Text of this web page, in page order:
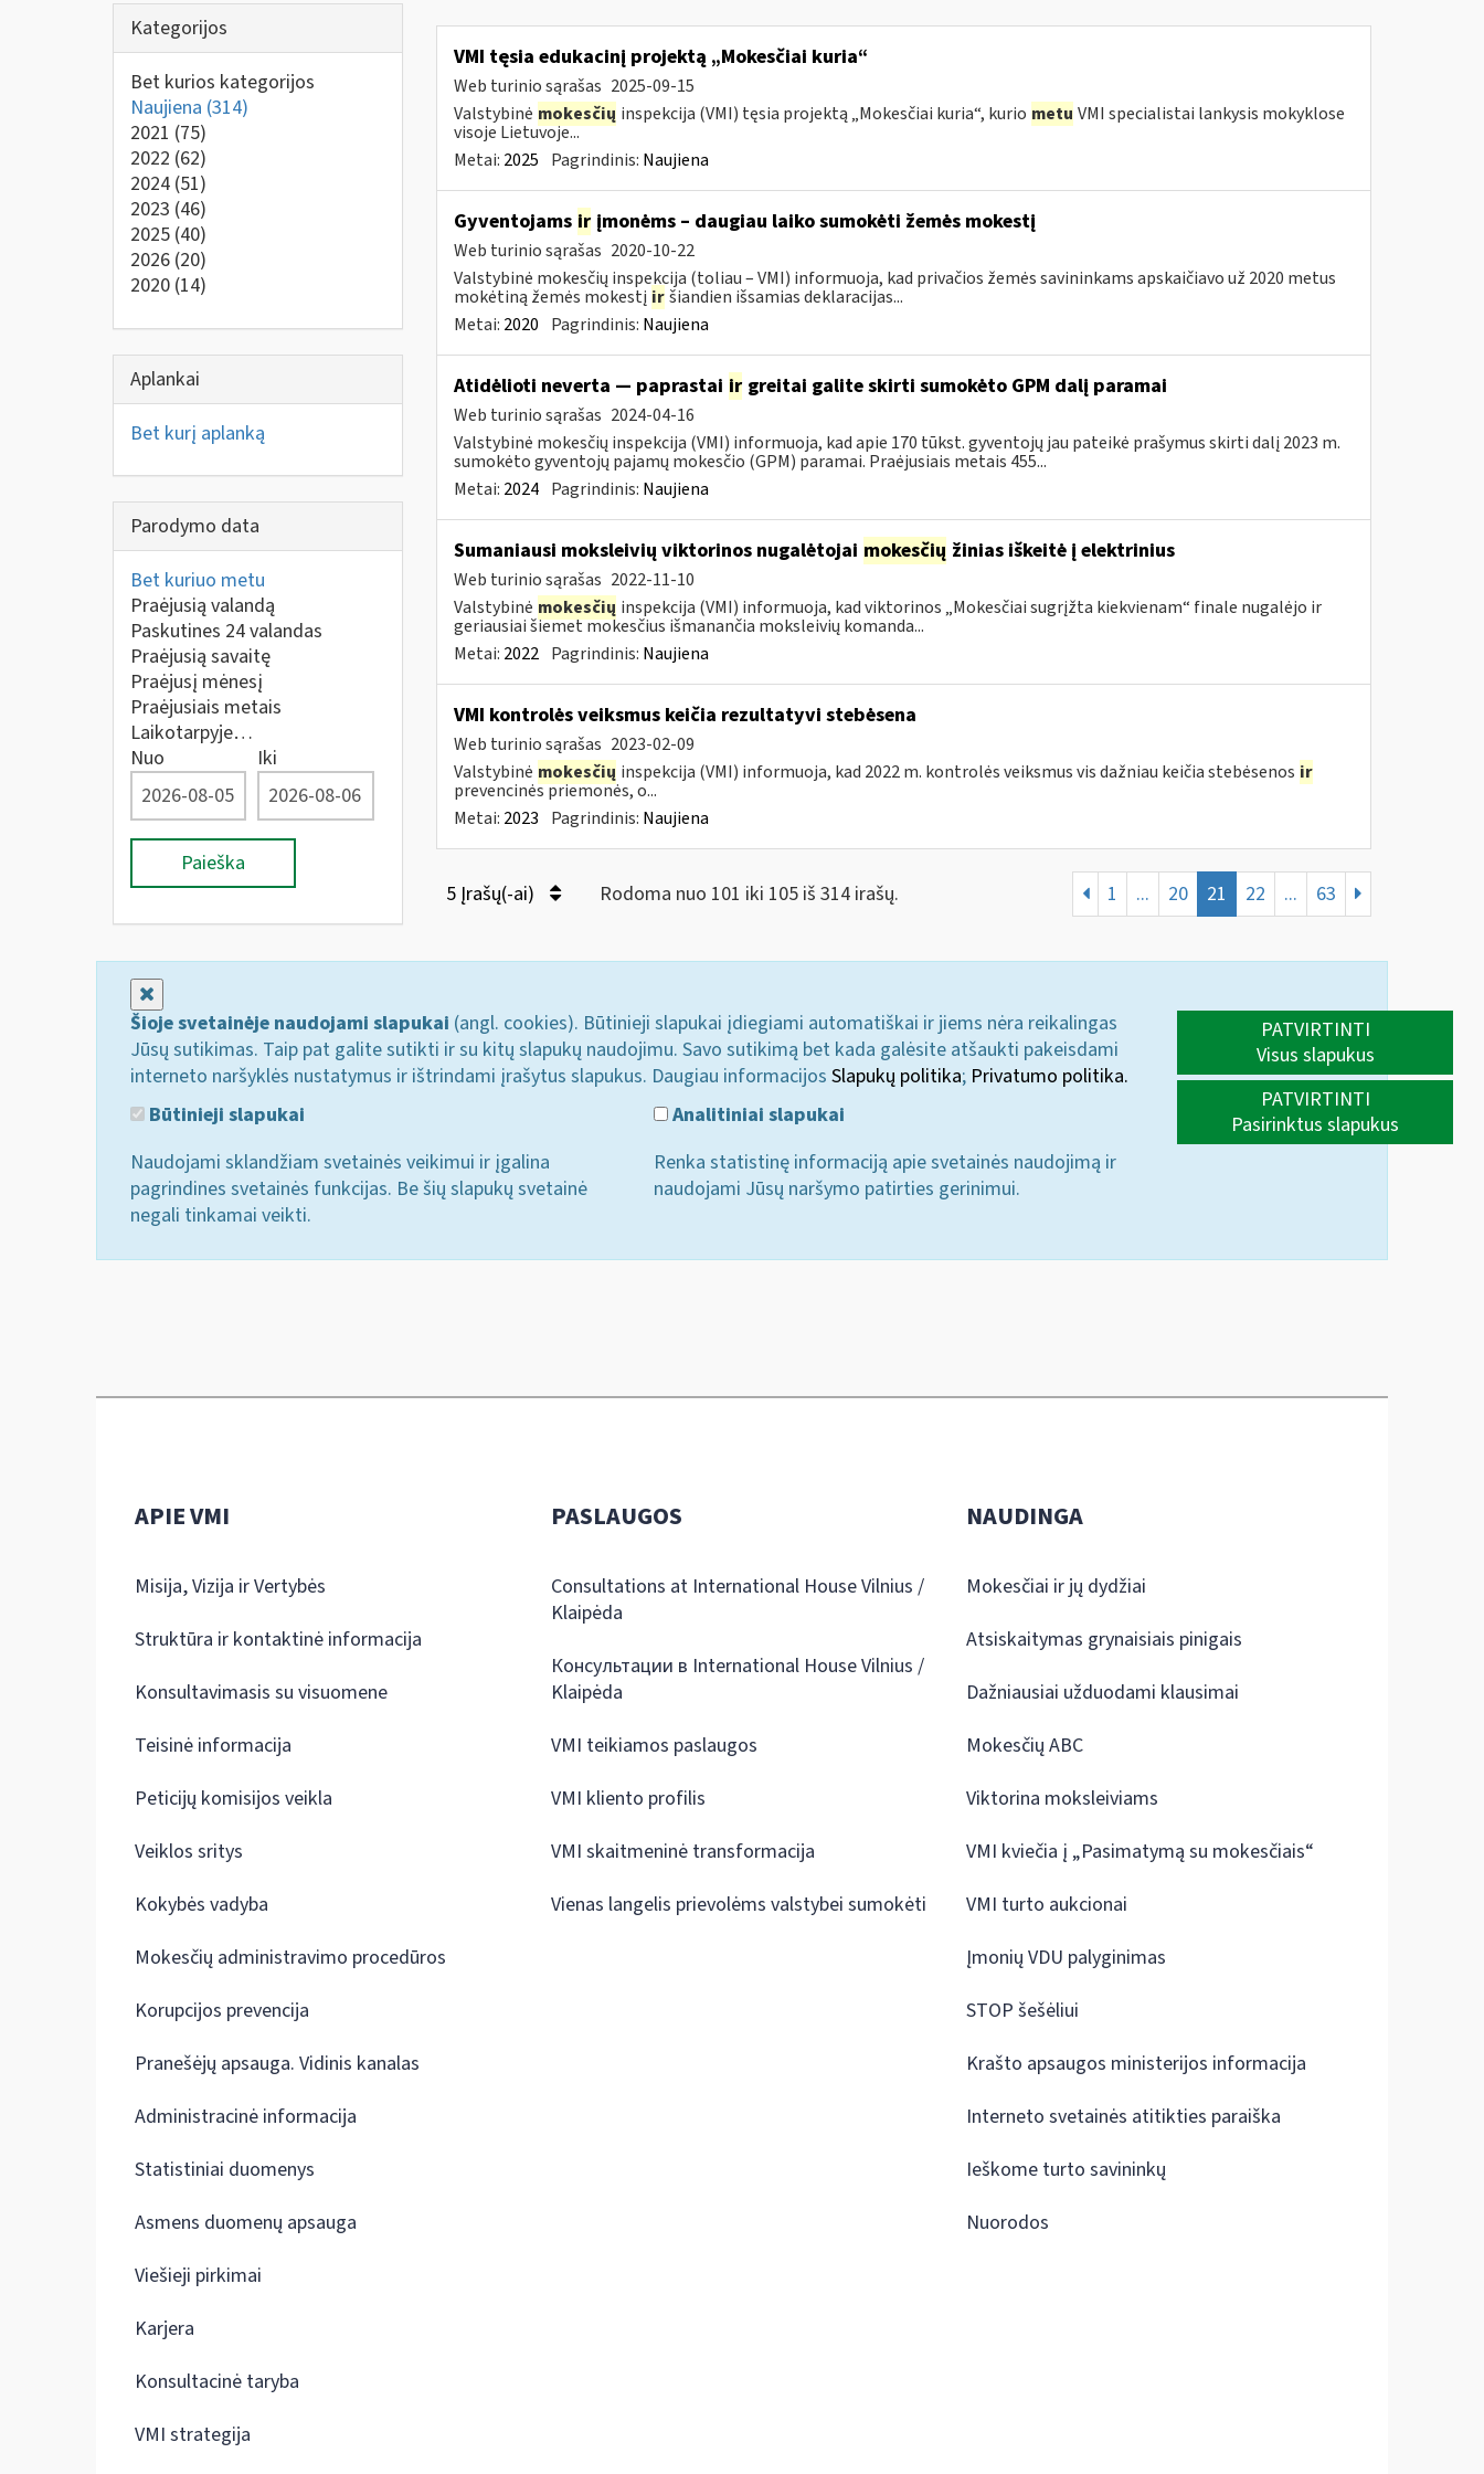
Kategorijos
Bet kurios kategorijos
Naujiena (314)
2021 (75)
2022 (62)
2024 (51)
2023 (46)
2025 (40)
2026 (20)
2020 (14)
Aplankai
Bet kurį aplanką
Parodymo data
Bet kuriuo metu
Praėjusią valandą
Paskutines 24 valandas
Praėjusią savaitę
Praėjusį mėnesį
Praėjusiais metais
Laikotarpyje…
Nuo
Iki
Paieška
VMI tęsia edukacinį projektą „Mokesčiai kuria“
Web turinio sąrašas 2025-09-15
Valstybinė mokesčių inspekcija (VMI) tęsia projektą „Mokesčiai kuria“, kurio metu VMI specialistai lankysis mokyklose
visoje Lietuvoje...
Metai: 2025 Pagrindinis: Naujiena
Gyventojams irįmonėms – daugiau laiko sumokėti žemės mokestį
Web turinio sąrašas 2020-10-22
Valstybinė mokesčių inspekcija (toliau – VMI) informuoja, kad privačios žemės savininkams apskaičiavo už 2020 metus
mokėtiną žemės mokestį ir šiandien išsamias deklaracijas...
Metai: 2020 Pagrindinis: Naujiena
Atidėlioti neverta — paprastai irgreitai galite skirti sumokėto GPM dalį paramai
Web turinio sąrašas 2024-04-16
Valstybinė mokesčių inspekcija (VMI) informuoja, kad apie 170 tūkst. gyventojų jau pateikė prašymus skirti dalį 2023 m.
sumokėto gyventojų pajamų mokesčio (GPM) paramai. Praėjusiais metais 455...
Metai: 2024 Pagrindinis: Naujiena
Sumaniausi moksleivių viktorinos nugalėtojai mokesčių žinias iškeitė į elektrinius
Web turinio sąrašas 2022-11-10
Valstybinė mokesčių inspekcija (VMI) informuoja, kad viktorinos „Mokesčiai sugrįžta kiekvienam“ finale nugalėjo ir
geriausiai šiemet mokesčius išmanančia moksleivių komanda...
Metai: 2022 Pagrindinis: Naujiena
VMI kontrolės veiksmus keičia rezultatyvi stebėsena
Web turinio sąrašas 2023-02-09
Valstybinė mokesčių inspekcija (VMI) informuoja, kad 2022 m. kontrolės veiksmus vis dažniau keičia stebėsenos ir
prevencinės priemonės, o...
Metai: 2023 Pagrindinis: Naujiena
5 Įrašų(-ai) Rodoma nuo 101 iki 105 iš 314 irašų. 1 ... 20 21 22 ... 63
Šioje svetainėje naudojami slapukai (angl. cookies). Būtinieji slapukai įdiegiami automatiškai ir jiems nėra reikalingas
Jūsų sutikimas. Taip pat galite sutikti ir su kitų slapukų naudojimu. Savo sutikimą bet kada galėsite atšaukti pakeisdami
interneto naršyklės nustatymus ir ištrindami įrašytus slapukus. Daugiau informacijos Slapukų politika; Privatumo politika.
Būtinieji slapukai
Naudojami sklandžiam svetainės veikimui ir įgalina
pagrindines svetainės funkcijas. Be šių slapukų svetainė
negali tinkamai veikti.
Analitiniai slapukai
Renka statistinę informaciją apie svetainės naudojimą ir
naudojami Jūsų naršymo patirties gerinimui.
PATVIRTINTI
Visus slapukus
PATVIRTINTI
Pasirinktus slapukus
APIE VMI
Misija, Vizija ir Vertybės
Struktūra ir kontaktinė informacija
Konsultavimasis su visuomene
Teisinė informacija
Peticijų komisijos veikla
Veiklos sritys
Kokybės vadyba
Mokesčių administravimo procedūros
Korupcijos prevencija
Pranešėjų apsauga. Vidinis kanalas
Administracinė informacija
Statistiniai duomenys
Asmens duomenų apsauga
Viešieji pirkimai
Karjera
Konsultacinė taryba
VMI strategija
PASLAUGOS
Consultations at International House Vilnius /
Klaipėda
Консультации в International House Vilnius /
Klaipėda
VMI teikiamos paslaugos
VMI kliento profilis
VMI skaitmeninė transformacija
Vienas langelis prievolėms valstybei sumokėti
NAUDINGA
Mokesčiai ir jų dydžiai
Atsiskaitymas grynaisiais pinigais
Dažniausiai užduodami klausimai
Mokesčių ABC
Viktorina moksleiviams
VMI kviečia į „Pasimatymą su mokesčiais“
VMI turto aukcionai
Įmonių VDU palyginimas
STOP šešėliui
Krašto apsaugos ministerijos informacija
Interneto svetainės atitikties paraiška
Ieškome turto savininkų
Nuorodos